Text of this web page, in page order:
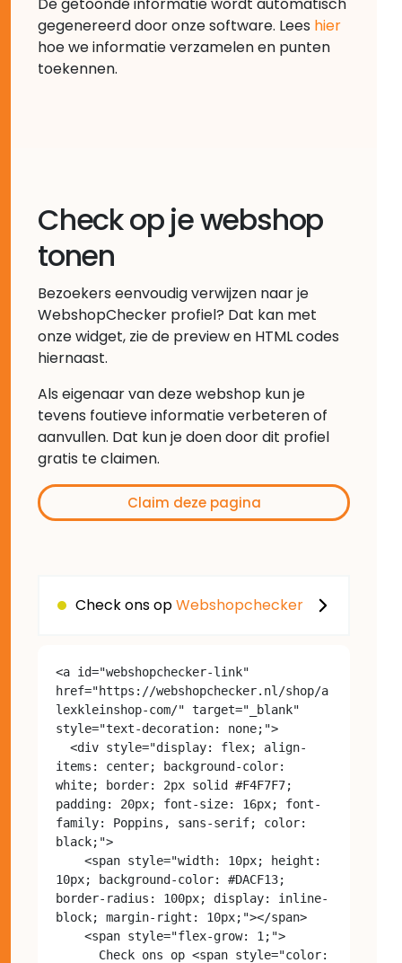
gegenereerd door onze software. Lees hier
hoe we informatie verzamelen en punten
toekennen.
Check op je webshop
tonen
Bezoekers eenvoudig verwijzen naar je
WebshopChecker profiel? Dat kan met
onze widget, zie de preview en HTML codes
hiernaast.
Als eigenaar van deze webshop kun je
tevens foutieve informatie verbeteren of
aanvullen. Dat kun je doen door dit profiel
gratis te claimen.
Claim deze pagina
Check ons opWebshopchecker
<a id="webshopchecker-link"
href="https://webshopchecker.nl/shop/a
lexkleinshop-com/" target="_blank"
style="text-decoration: none;">
items: center; background-color:
white; border: 2px solid #F4F7F7;
padding: 20px; font-size: 16px; font-
family: Poppins, sans-serif; color:
black;">
10px; background-color: #DACF13;
border-radius: 100px; display: inline-
block; margin-right: 10px;"></span>